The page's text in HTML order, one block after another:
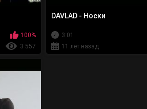
100%
3 557
DAVLAD - Носки
3:01
11 лет назад